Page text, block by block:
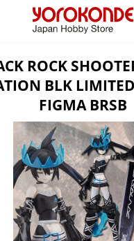
ROCK
BLK
FIGMA BRSB